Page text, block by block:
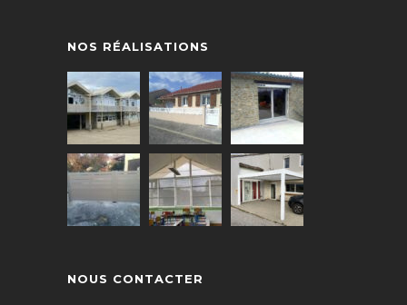
NOS RÉALISATIONS
NOUS CONTACTER